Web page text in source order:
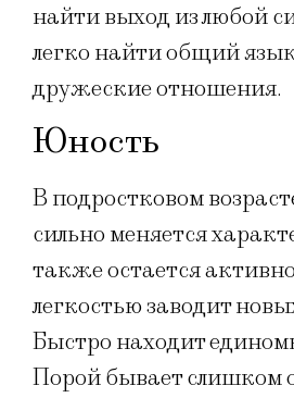
найти выход из любой
легко найти общий
дружеские отношения.
Юность
В подростковом
сильно меняется
также остается
легкостью заводит
Быстро находит
Порой бывает слишком